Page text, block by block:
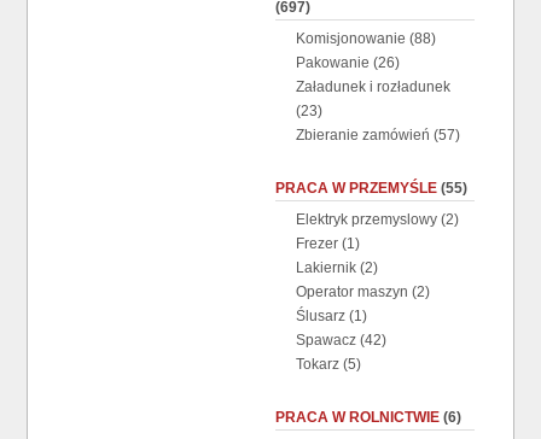
(697)
Komisjonowanie (88)
Pakowanie (26)
Załadunek i rozładunek
(23)
Zbieranie zamówień (57)
PRACA W PRZEMYŚLE (55)
Elektryk przemyslowy (2)
Frezer (1)
Lakiernik (2)
Operator maszyn (2)
Ślusarz (1)
Spawacz (42)
Tokarz (5)
PRACA W ROLNICTWIE (6)